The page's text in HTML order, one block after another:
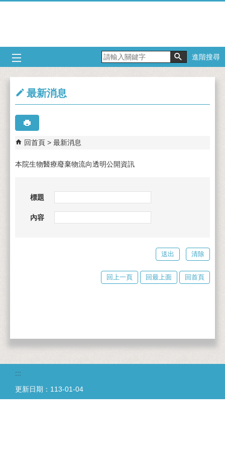
進階搜尋
最新消息
回首頁 最新消息
本院生物醫療廢棄物流向透明公開資訊
標題
內容
回上一頁 回最上面 回首頁
:::
更新日期： 113-01-04